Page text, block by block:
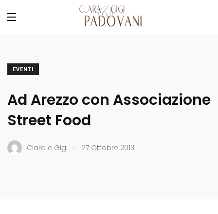
EVENTI
Ad Arezzo con Associazione
Street Food
Clara e Gigi . 27 Ottobre 2013